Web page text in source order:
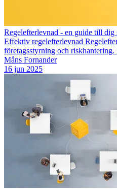
Regelefterlevnad - en guide till dig
Effektiv regelefterlevnad
företagsstyrning och
Måns Fornander
16 jun 2025